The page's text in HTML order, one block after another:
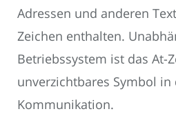
Adressen und anderen
Zeichen enthalten.
Betriebssystem ist das At-
unverzichtbares Symbol
Kommunikation.